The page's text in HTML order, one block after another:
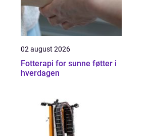
02 august 2026
Fotterapi for sunne føtter i
hverdagen